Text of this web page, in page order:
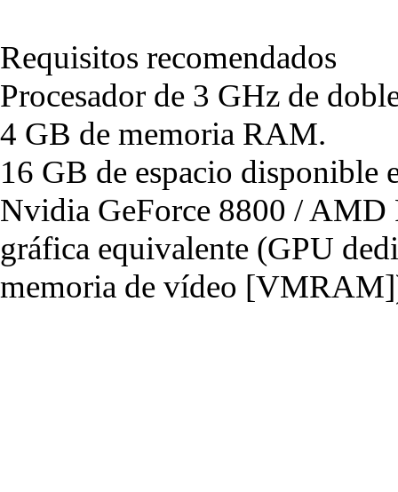
Requisitos recomendados
Procesador de 3 GHz de
4 GB de memoria RAM.
16 GB de espacio disponible
Nvidia GeForce 8800 / AMD
gráfica equivalente (GPU
memoria de vídeo